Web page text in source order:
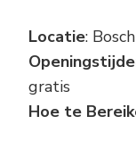
Locatie:
gratis
Hoe te